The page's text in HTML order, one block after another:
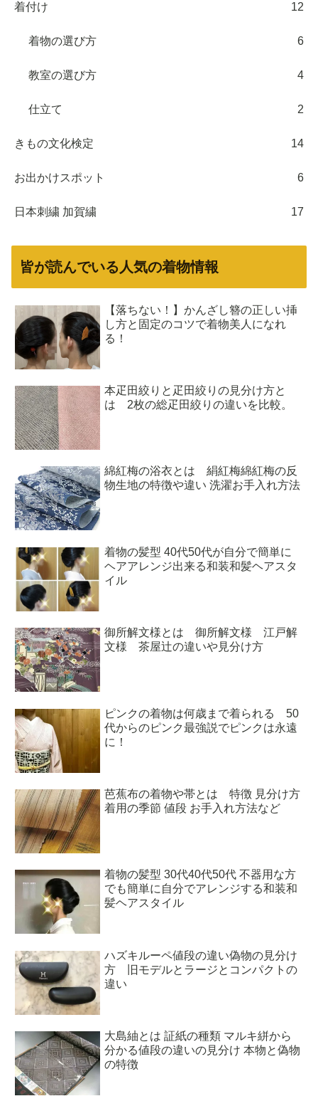
着付け 12
着物の選び方 6
教室の選び方 4
仕立て 2
きもの文化検定 14
お出かけスポット 6
日本刺繍 加賀繍 17
皆が読んでいる人気の着物情報
【落ちない！】かんざし簪の正しい挿
し方と固定のコツで着物美人になれ
る！
本疋田絞りと疋田絞りの見分け方と
は 2枚の総疋田絞りの違いを比較。
綿紅梅の浴衣とは 絹紅梅綿紅梅の反
物生地の特徴や違い 洗濯お手入れ方法
着物の髪型 40代50代が自分で簡単に
ヘアアレンジ出来る和装和髪ヘアスタ
イル
御所解文様とは 御所解文様 江戸解
文様 茶屋辻の違いや見分け方
ピンクの着物は何歳まで着られる 50
代からのピンク最強説でピンクは永遠
に！
芭蕉布の着物や帯とは 特徴 見分け方
着用の季節 値段 お手入れ方法など
着物の髪型 30代40代50代 不器用な方
でも簡単に自分でアレンジする和装和
髪ヘアスタイル
ハズキルーペ値段の違い偽物の見分け
方 旧モデルとラージとコンパクトの
違い
大島紬とは 証紙の種類 マルキ絣から
分かる値段の違いの見分け 本物と偽物
の特徴